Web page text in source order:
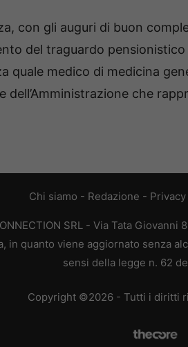
con gli auguri di buon
del traguardo
quale medico di medicina
che
Chi siamo - Redazione -
SRL - Via Tata
in quanto viene aggiornato senza
sensi della legge n. 62
Copyright ©2026 - Tutti i diritti